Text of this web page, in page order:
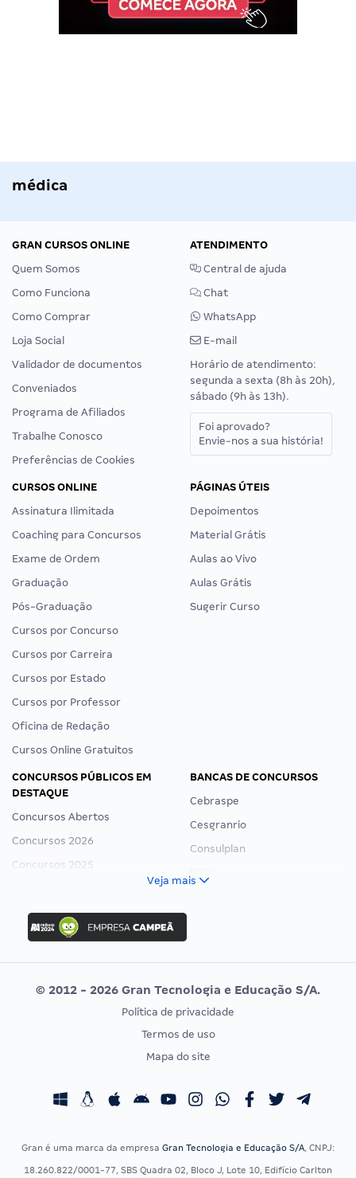
médica
GRAN CURSOS ONLINE
Quem Somos
Como Funciona
Como Comprar
Loja Social
Validador de documentos
Conveniados
Programa de Afiliados
Trabalhe Conosco
Preferências de Cookies
ATENDIMENTO
Central de ajuda
Chat
WhatsApp
E-mail
Horário de atendimento:
segunda a sexta (8h às 20h),
sábado (9h às 13h).
Foi aprovado?
Envie-nos a sua história!
CURSOS ONLINE
Assinatura Ilimitada
Coaching para Concursos
Exame de Ordem
Graduação
Pós-Graduação
Cursos por Concurso
Cursos por Carreira
Cursos por Estado
Cursos por Professor
Oficina de Redação
Cursos Online Gratuitos
PÁGINAS ÚTEIS
Depoimentos
Material Grátis
Aulas ao Vivo
Aulas Grátis
Sugerir Curso
CONCURSOS PÚBLICOS EM
DESTAQUE
Concursos Abertos
Concursos 2026
Concursos 2025
Concurso Ibama
Concurso MPU
Editais publicados
BANCAS DE CONCURSOS
Cebraspe
Cesgranrio
Consulplan
Vunesp
CONCURSOS POR PROFISSÃO
Concursos Fiscais
EXAME DE ORDEM
Calendário OAB
Veja mais
© 2012 - 2026 Gran Tecnologia e Educação S/A.
Política de privacidade
Termos de uso
Mapa do site
Gran é uma marca da empresa Gran Tecnologia e Educação S/A, CNPJ:
18.260.822/0001-77, SBS Quadra 02, Bloco J, Lote 10, Edifício Carlton